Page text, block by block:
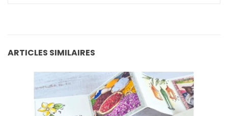
ARTICLES SIMILAIRES